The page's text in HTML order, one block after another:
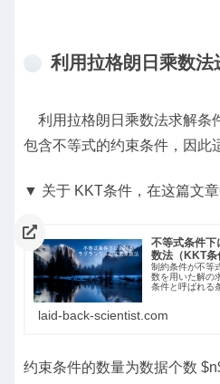
利用拉格朗日乘数法
利用拉格朗日乘数法求解条
包含不等式的约束条件，因此
▼ 关于 KKT条件，在这篇文章
不等式条件下
数法（KKT条
制約条件が不等
数を用いた解の
条件と呼ばれる
laid-back-scientist.com
约束条件的数量为数据个数